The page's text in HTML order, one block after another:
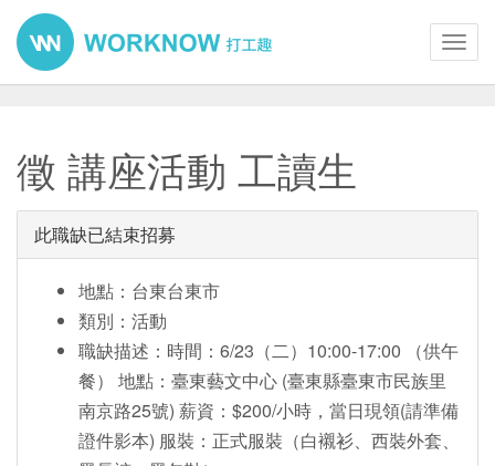
徵 講座活動 工讀生
此職缺已結束招募
地點：台東台東市
類別：活動
職缺描述：時間：6/23（二）10:00-17:00 （供午
餐） 地點：臺東藝文中心 (臺東縣臺東市民族里
南京路25號) 薪資：$200/小時，當日現領(請準備
證件影本) 服裝：正式服裝（白襯衫、西裝外套、